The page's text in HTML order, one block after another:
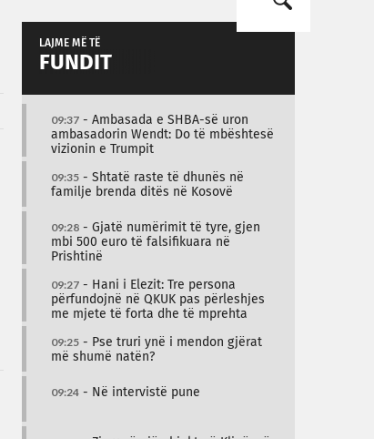
LAJME MË TË
FUNDIT
09:37 - Ambasada e SHBA-së uron
ambasadorin Wendt: Do të mbështesë
vizionin e Trumpit
09:35 - Shtatë raste të dhunës në
familje brenda ditës në Kosovë
09:28 - Gjatë numërimit të tyre, gjen
mbi 500 euro të falsifikuara në
Prishtinë
09:27 - Hani i Elezit: Tre persona
përfundojnë në QKUK pas përleshjes
me mjete të forta dhe të mprehta
09:25 - Pse truri ynë i mendon gjërat
më shumë natën?
09:24 - Në intervistë pune